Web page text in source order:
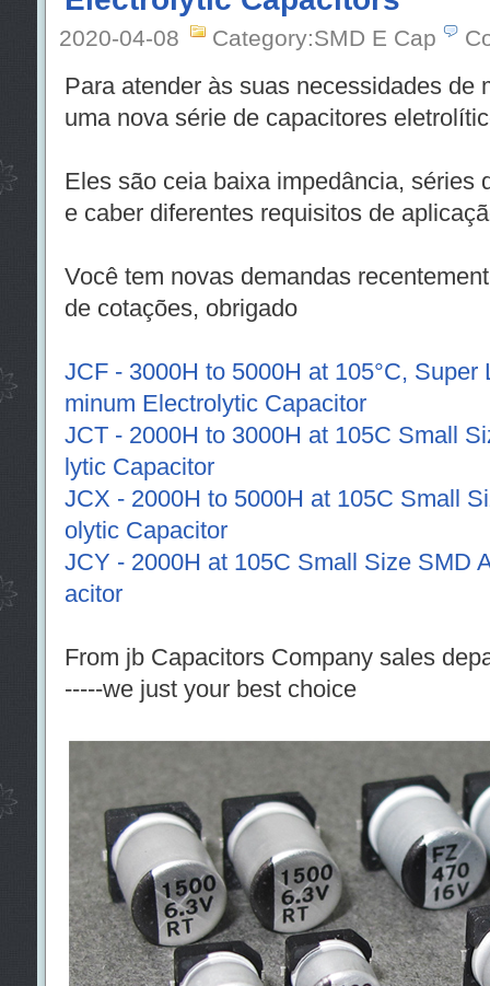
2020-04-08 Category:SMD E Cap
Para atender às suas necessidades de
uma nova série de capacitores
Eles são ceia baixa impedância, séries
e caber diferentes requisitos de
Você tem novas demandas
de cotações, obrigado
JCF - 3000H to 5000H at 105°C,
minum Electrolytic Capacitor
JCT - 2000H to 3000H at 105C Small
lytic Capacitor
JCX - 2000H to 5000H at 105C Small
olytic Capacitor
JCY - 2000H at 105C Small Size SMD
acitor
From jb Capacitors Company sales
-----we just your best choice